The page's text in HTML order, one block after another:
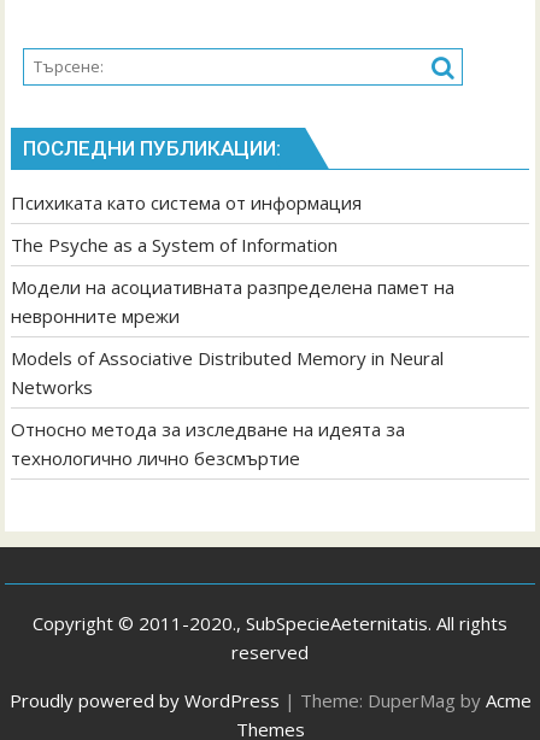
ПОСЛЕДНИ ПУБЛИКАЦИИ:
Психиката като система от информация
The Psyche as a System of Information
Модели на асоциативната разпределена памет на
невронните мрежи
Models of Associative Distributed Memory in Neural
Networks
Относно метода за изследване на идеята за
технологично лично безсмъртие
Copyright © 2011-2020., SubSpecieAeternitatis. All rights
reserved
Proudly powered by WordPress | Theme: DuperMag by Acme
Themes